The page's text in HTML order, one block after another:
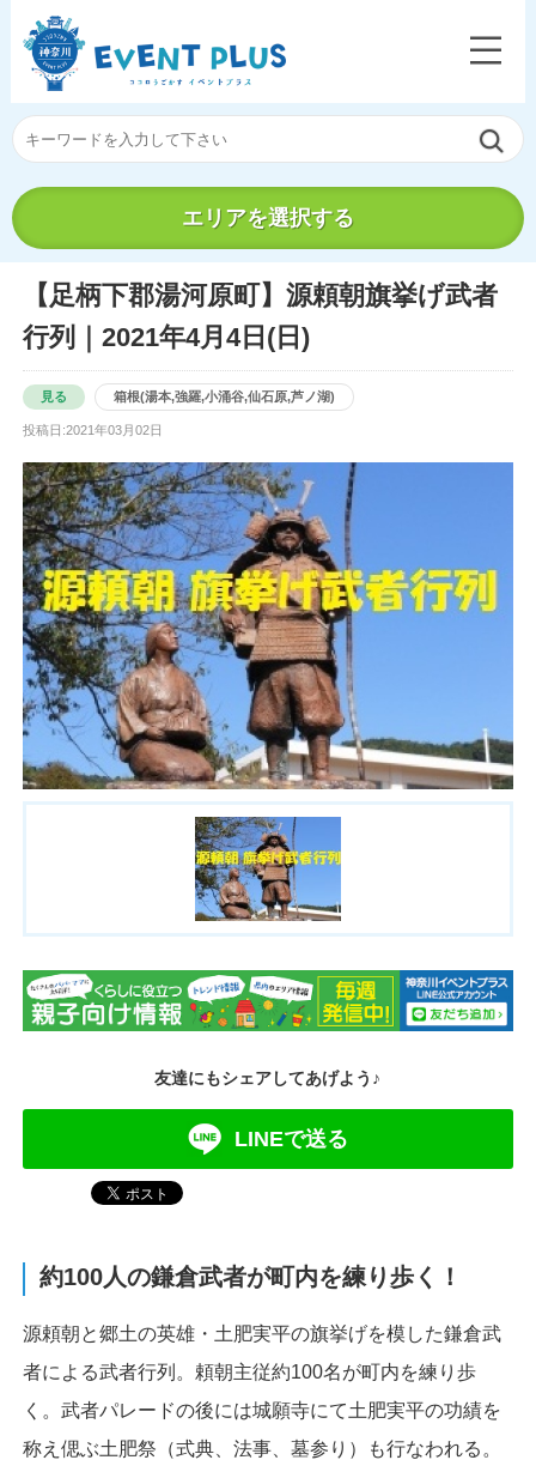
エリアを選択する
【足柄下郡湯河原町】源頼朝旗挙げ武者
行列｜2021年4月4日(日)
見る 箱根(湯本,強羅,小涌谷,仙石原,芦ノ湖)
投稿日:2021年03月02日
友達にもシェアしてあげよう♪
LINEで送る
約100人の鎌倉武者が町内を練り歩く！
源頼朝と郷土の英雄・土肥実平の旗挙げを模した鎌倉武
者による武者行列。頼朝主従約100名が町内を練り歩
く。武者パレードの後には城願寺にて土肥実平の功績を
称え偲ぶ土肥祭（式典、法事、墓参り）も行なわれる。